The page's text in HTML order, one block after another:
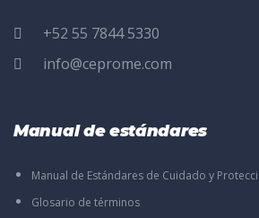
+52 55 7844 5330
info@ceprome.com
Manual de estándares
Manual de Estándares de Cuidado y
Glosario de términos